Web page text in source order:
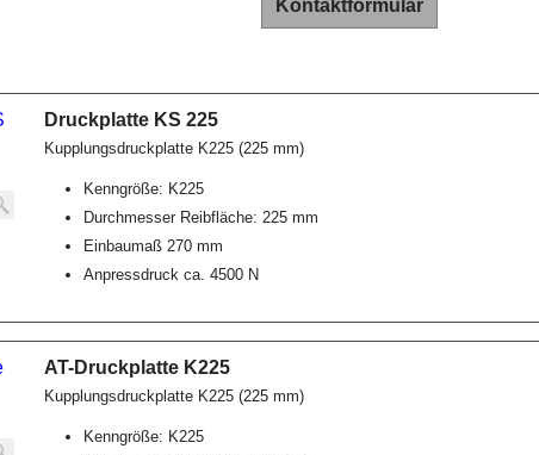
Kontaktformular
Druckplatte KS 225
Kupplungsdruckplatte K225 (225 mm)
Kenngröße: K225
Durchmesser Reibfläche: 225 mm
Einbaumaß 270 mm
Anpressdruck ca. 4500 N
AT-Druckplatte K225
Kupplungsdruckplatte K225 (225 mm)
Kenngröße: K225